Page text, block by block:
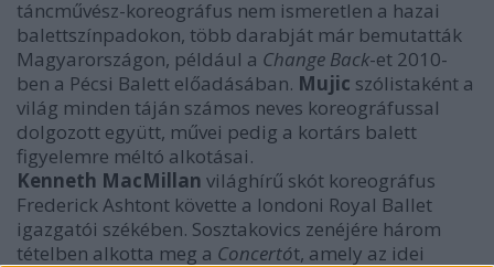
táncművész-koreográfus nem ismeretlen a hazai
balettszínpadokon, több darabját már bemutatták
Magyarországon, például a Change Back-et 2010-
ben a Pécsi Balett előadásában. Mujic szólistaként a
világ minden táján számos neves koreográfussal
dolgozott együtt, művei pedig a kortárs balett
figyelemre méltó alkotásai.
Kenneth MacMillan világhírű skót koreográfus
Frederick Ashtont követte a londoni Royal Ballet
igazgatói székében. Sosztakovics zenéjére három
tételben alkotta meg a Concertót, amely az idei